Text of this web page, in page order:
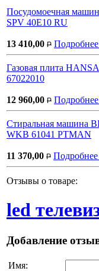
Посудомоечная
SPV 40E10 RU
13 410,00 P
Газовая плита
67022010
12 960,00 P
Стиральная машина
WKB 61041 PTMAN
11 370,00 P
Отзывы о товаре:
led
Добавление
Имя: